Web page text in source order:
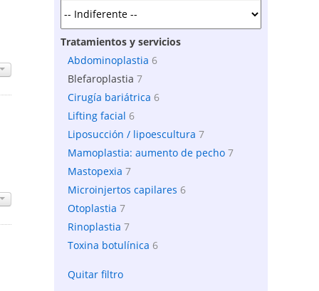
Tratamientos y servicios
Abdominoplastia 6
Blefaroplastia 7
Cirugía bariátrica 6
Lifting facial 6
Liposucción / lipoescultura 7
Mamoplastia: aumento de pecho 7
Mastopexia 7
Microinjertos capilares 6
Otoplastia 7
Rinoplastia 7
Toxina botulínica 6
Quitar filtro